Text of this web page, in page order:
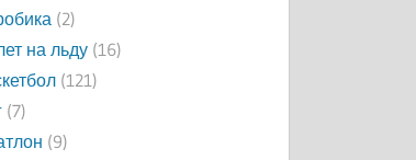
(2)
на льду (16)
(121)
(7)
(9)